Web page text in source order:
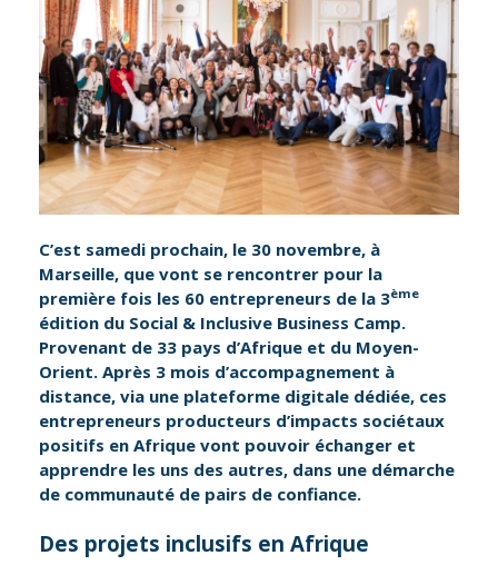
C’est samedi prochain, le 30 novembre, à
Marseille, que vont se rencontrer pour la
première fois les 60 entrepreneurs de la 3ème
édition du Social & Inclusive Business Camp.
Provenant de 33 pays d’Afrique et du Moyen-
Orient. Après 3 mois d’accompagnement à
distance, via une plateforme digitale dédiée, ces
entrepreneurs producteurs d’impacts sociétaux
positifs en Afrique vont pouvoir échanger et
apprendre les uns des autres, dans une démarche
de communauté de pairs de confiance.
Des projets inclusifs en Afrique